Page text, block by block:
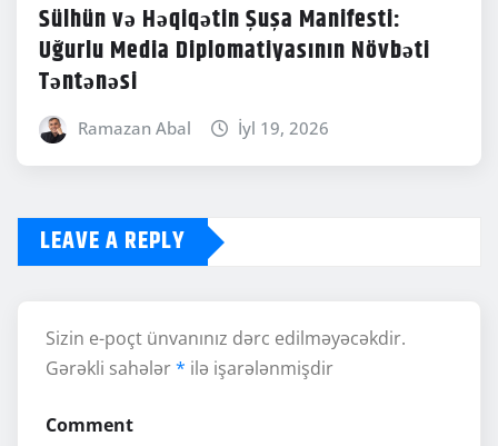
Sülhün və Həqiqətin Şuşa Manifesti:
Uğurlu Media Diplomatiyasının Növbəti
Təntənəsi
Ramazan Abal İyl 19, 2026
LEAVE A REPLY
Sizin e-poçt ünvanınız dərc edilməyəcəkdir.
Gərəkli sahələr* ilə işarələnmişdir
Comment